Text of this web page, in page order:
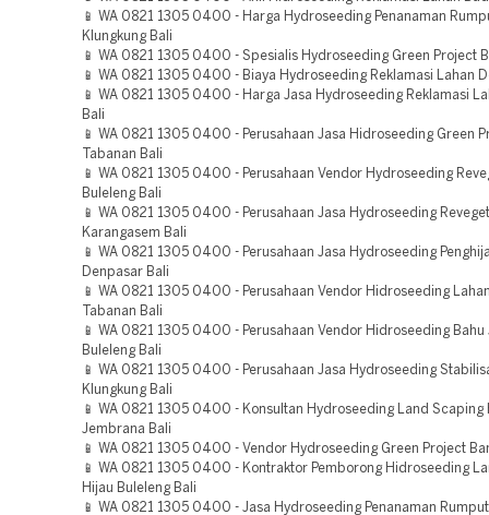
📱 WA 0821 1305 0400 - Harga Hydroseeding Penanaman
Klungkung Bali
📱 WA 0821 1305 0400 - Spesialis Hydroseeding Green Project
📱 WA 0821 1305 0400 - Biaya Hydroseeding Reklamasi Lahan
📱 WA 0821 1305 0400 - Harga Jasa Hydroseeding Reklamasi
Bali
📱 WA 0821 1305 0400 - Perusahaan Jasa Hidroseeding Green
Tabanan Bali
📱 WA 0821 1305 0400 - Perusahaan Vendor Hydroseeding
Buleleng Bali
📱 WA 0821 1305 0400 - Perusahaan Jasa Hydroseeding
Karangasem Bali
📱 WA 0821 1305 0400 - Perusahaan Jasa Hydroseeding
Denpasar Bali
📱 WA 0821 1305 0400 - Perusahaan Vendor Hidroseeding
Tabanan Bali
📱 WA 0821 1305 0400 - Perusahaan Vendor Hidroseeding Bahu
Buleleng Bali
📱 WA 0821 1305 0400 - Perusahaan Jasa Hydroseeding
Klungkung Bali
📱 WA 0821 1305 0400 - Konsultan Hydroseeding Land Scaping
Jembrana Bali
📱 WA 0821 1305 0400 - Vendor Hydroseeding Green Project
📱 WA 0821 1305 0400 - Kontraktor Pemborong Hidroseeding
Hijau Buleleng Bali
📱 WA 0821 1305 0400 - Jasa Hydroseeding Penanaman